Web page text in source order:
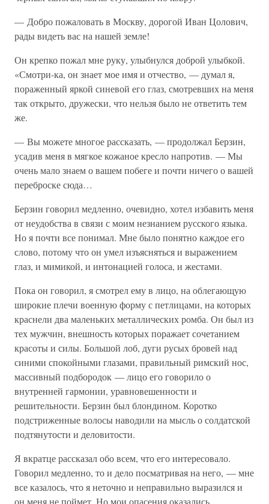
— Добро пожаловать в Москву, дорогой Иван Цолович,
рады видеть вас на нашей земле!
Он крепко пожал мне руку, улыбнулся доброй улыбкой.
«Смотри-ка, он знает мое имя и отчество, — думал я,
пораженный яркой синевой его глаз, смотревших на меня
так открыто, дружески, что нельзя было не ответить тем
же.
— Вы можете многое рассказать, — продолжал Берзин,
усадив меня в мягкое кожаное кресло напротив. — Мы
очень мало знаем о вашем побеге и почти ничего о вашей
переброске сюда…
Берзин говорил медленно, очевидно, хотел избавить меня
от неудобства в связи с моим незнанием русского языка.
Но я почти все понимал. Мне было понятно каждое его
слово, потому что он умел изъясняться и выражением
глаз, и мимикой, и интонацией голоса, и жестами.
Пока он говорил, я смотрел ему в лицо, на облегающую
широкие плечи военную форму с петлицами, на которых
краснели два маленьких металлических ромба. Он был из
тех мужчин, внешность которых поражает сочетанием
красоты и силы. Большой лоб, дуги русых бровей над
синими спокойными глазами, правильный римский нос,
массивный подбородок — лицо его говорило о
внутренней гармонии, уравновешенности и
решительности. Берзин был блондином. Коротко
подстриженные волосы наводили на мысль о солдатской
подтянутости и деловитости.
Я вкратце рассказал обо всем, что его интересовало.
Говорил медленно, то и дело посматривая на него, — мне
все казалось, что я неточно и неправильно выразился и
он меня не поймет. Но мои опасения оказались